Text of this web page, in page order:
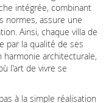
intégrée, combinant
normes, assure une
Ainsi, chaque villa de
par la qualité de ses
architecturale,
l'art de vivre se
à la simple réalisation